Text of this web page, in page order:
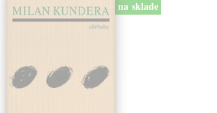
na sklade